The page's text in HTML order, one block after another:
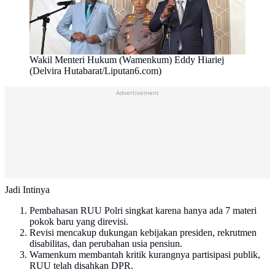
Wakil Menteri Hukum (Wamenkum) Eddy Hiariej
(Delvira Hutabarat/Liputan6.com)
Advertisement
Jadi Intinya
Pembahasan RUU Polri singkat karena hanya ada 7 materi
pokok baru yang direvisi.
Revisi mencakup dukungan kebijakan presiden, rekrutmen
disabilitas, dan perubahan usia pensiun.
Wamenkum membantah kritik kurangnya partisipasi publik,
RUU telah disahkan DPR.